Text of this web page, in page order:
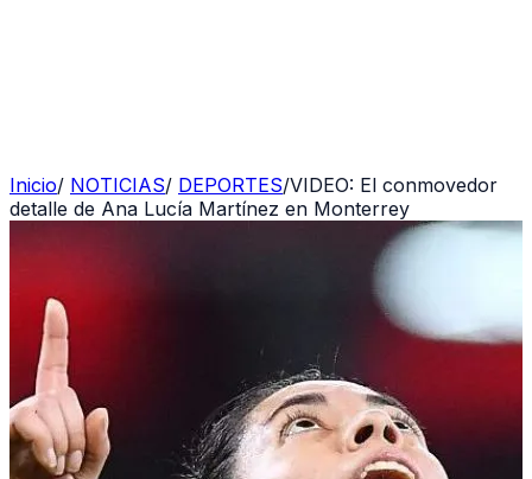
Inicio/ NOTICIAS/ DEPORTES/VIDEO: El conmovedor
detalle de Ana Lucía Martínez en Monterrey